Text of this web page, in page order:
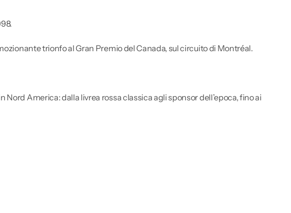
trionfo al Gran Premio del Canada, sul circuito di Montréal.
America: dalla livrea rossa classica agli sponsor dell’epoca, fino ai